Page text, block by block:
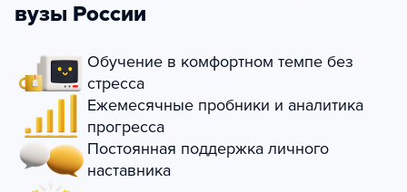
вузы России
Обучение в комфортном темпе без
стресса
Ежемесячные пробники и аналитика
прогресса
Постоянная поддержка личного
наставника